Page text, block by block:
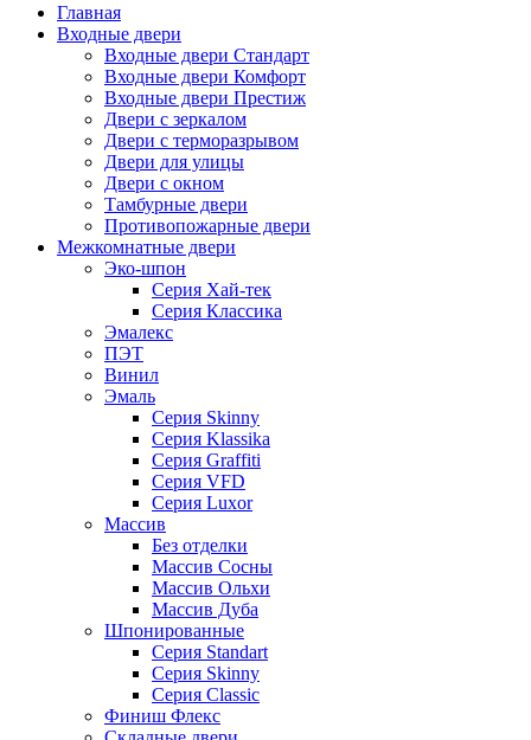
Главная
Входные двери
Входные двери Стандарт
Входные двери Комфорт
Входные двери Престиж
Двери с зеркалом
Двери с терморазрывом
Двери для улицы
Двери с окном
Тамбурные двери
Противопожарные двери
Межкомнатные двери
Эко-шпон
Серия Хай-тек
Серия Классика
Эмалекс
ПЭТ
Винил
Эмаль
Серия Skinny
Серия Klassika
Серия Graffiti
Серия VFD
Серия Luxor
Массив
Без отделки
Массив Сосны
Массив Ольхи
Массив Дуба
Шпонированные
Серия Standart
Серия Skinny
Серия Classic
Финиш Флекс